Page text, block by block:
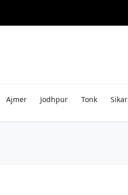
Ajmer Jodhpur Tonk Sikar